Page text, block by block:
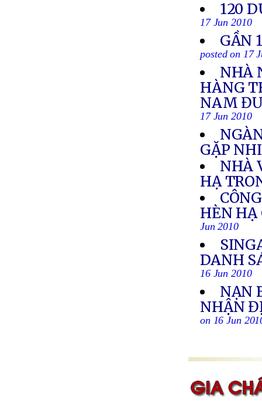
120
17 Jun 2010
GẦN
posted on 17
NHÀ
HÀNG
NAM
17 Jun 2010
GẶP
NHÀ
HẠ
HÈN
Jun 2010
DANH
16 Jun 2010
NẠN
NHẬN
on 16 Jun